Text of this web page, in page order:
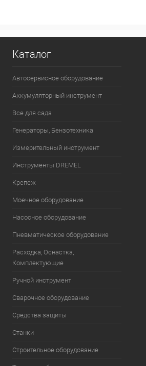
Каталог
Автосервисное оборудование
Аккумуляторный инструмент
Все для сада
Генераторы, Бензотехника
Измерительный инструмент
Инструменты DREMEL
Крепеж
Моечное оборудование
Насосное оборудование
Пневматическое оборудование
Расходка, Оснастка,
Комплектующие
Ручной инструмент
Сварочное оборудование
Средства защиты
Станки
Строительное оборудование